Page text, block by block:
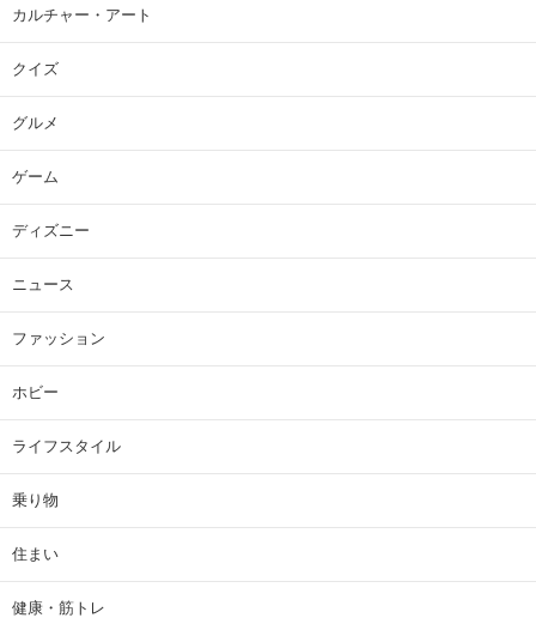
カルチャー・アート
クイズ
グルメ
ゲーム
ディズニー
ニュース
ファッション
ホビー
ライフスタイル
乗り物
住まい
健康・筋トレ